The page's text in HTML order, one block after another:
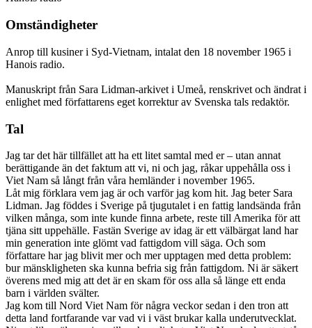
Omständigheter
Anrop till kusiner i Syd-Vietnam, intalat den 18 november 1965 i
Hanois radio.
Manuskript från Sara Lidman-arkivet i Umeå, renskrivet och ändrat i
enlighet med författarens eget korrektur av Svenska tals redaktör.
Tal
Jag tar det här tillfället att ha ett litet samtal med er – utan annat
berättigande än det faktum att vi, ni och jag, råkar uppehålla oss i
Viet Nam så långt från våra hemländer i november 1965.
Låt mig förklara vem jag är och varför jag kom hit. Jag beter Sara
Lidman. Jag föddes i Sverige på tjugutalet i en fattig landsända från
vilken många, som inte kunde finna arbete, reste till Amerika för att
tjäna sitt uppehälle. Fastän Sverige av idag är ett välbärgat land har
min generation inte glömt vad fattigdom vill säga. Och som
författare har jag blivit mer och mer upptagen med detta problem:
bur mänskligheten ska kunna befria sig från fattigdom. Ni är säkert
överens med mig att det är en skam för oss alla så länge ett enda
barn i världen svälter.
Jag kom till Nord Viet Nam för några veckor sedan i den tron att
detta land fortfarande var vad vi i väst brukar kalla underutvecklat.